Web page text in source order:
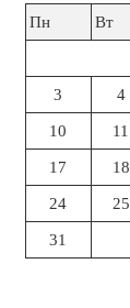
Пн
Вт
3 4
10 11
17 18
24 25
31